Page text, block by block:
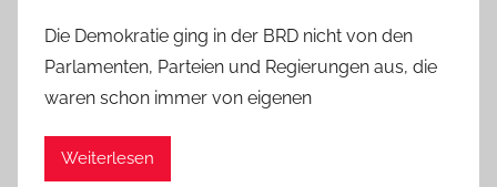
Die Demokratie ging in der BRD nicht von den
Parlamenten, Parteien und Regierungen aus, die
waren schon immer von eigenen
Weiterlesen